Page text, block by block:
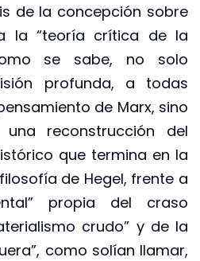
de la concepción sobre
la “teoría crítica de la
se sabe, no solo
profunda, a todas
de Marx, sino
reconstrucción del
que termina en la
de Hegel, frente a
propia del craso
crudo” y de la
como solían llamar,